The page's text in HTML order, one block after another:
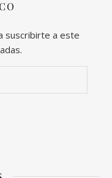
suscribirte a este